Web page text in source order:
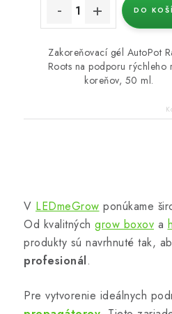
DO
Zakoreňovací gél AutoPot
Roots na podporu rýchleho
koreňov, 50 ml.
v
l
á
d
a
V LEDmeGrow ponúkame
Od kvalitných grow boxov a
produkty sú navrhnuté tak,
profesionál.
Pre vytvorenie ideálnych